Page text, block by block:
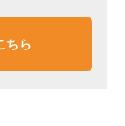
ちら